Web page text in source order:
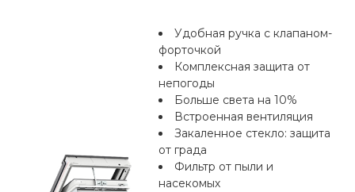
Удобная ручка с клапаном-
форточкой
Комплексная защита от
непогоды
Больше света на 10%
Встроенная вентиляция
Закаленное стекло: защита
от града
Фильтр от пыли и
насекомых